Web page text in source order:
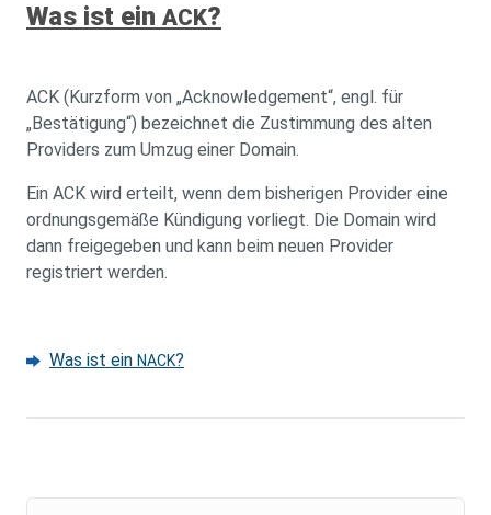
Was ist ein ACK?
ACK (Kurzform von „Acknowledgement“, engl. für
„Bestätigung“) bezeichnet die Zustimmung des alten
Providers zum Umzug einer Domain.
Ein ACK wird erteilt, wenn dem bisherigen Provider eine
ordnungsgemäße Kündigung vorliegt. Die Domain wird
dann freigegeben und kann beim neuen Provider
registriert werden.
Was ist ein NACK?